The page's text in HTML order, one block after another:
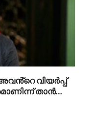
വിയർപ്പ്
താൻ…